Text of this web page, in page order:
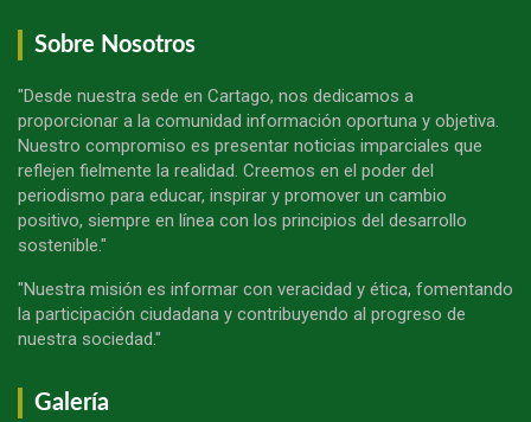
Sobre Nosotros
"Desde nuestra sede en Cartago, nos dedicamos a
proporcionar a la comunidad información oportuna y objetiva.
Nuestro compromiso es presentar noticias imparciales que
reflejen fielmente la realidad. Creemos en el poder del
periodismo para educar, inspirar y promover un cambio
positivo, siempre en línea con los principios del desarrollo
sostenible."
"Nuestra misión es informar con veracidad y ética, fomentando
la participación ciudadana y contribuyendo al progreso de
nuestra sociedad."
Galería